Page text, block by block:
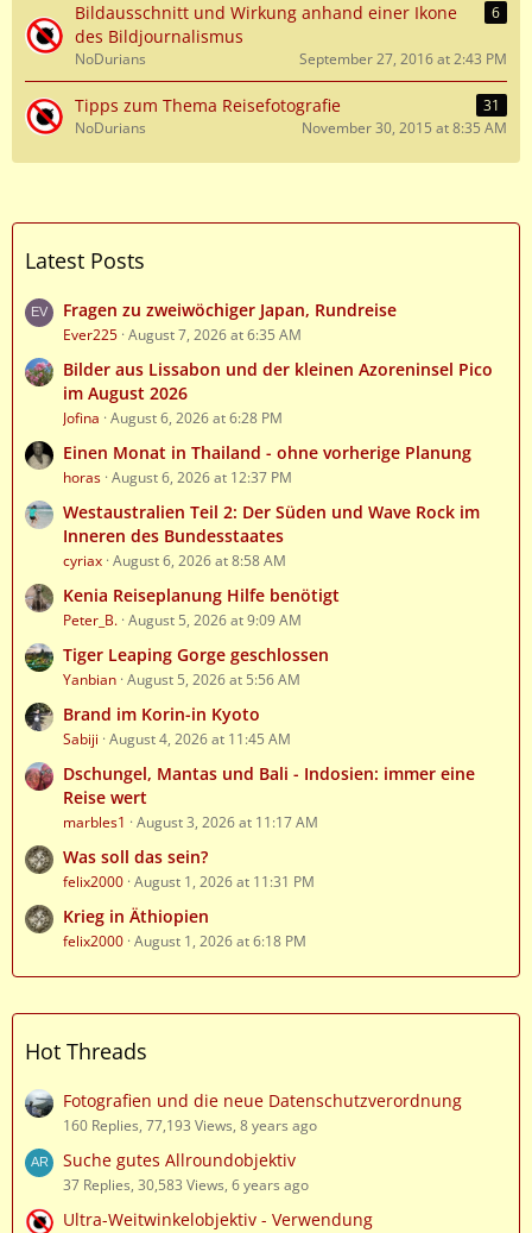
Bildausschnitt und Wirkung anhand einer Ikone
des Bildjournalismus
6
NoDurians September 27, 2016 at 2:43 PM
Tipps zum Thema Reisefotografie
31
NoDurians
November 30, 2015 at 8:35 AM
Latest Posts
Fragen zu zweiwöchiger Japan, Rundreise
Ever225 August 7, 2026 at 6:35 AM
Bilder aus Lissabon und der kleinen Azoreninsel Pico
im August 2026
Jofina August 6, 2026 at 6:28 PM
Einen Monat in Thailand - ohne vorherige Planung
horas August 6, 2026 at 12:37 PM
Westaustralien Teil 2: Der Süden und Wave Rock im
Inneren des Bundesstaates
cyriax August 6, 2026 at 8:58 AM
Kenia Reiseplanung Hilfe benötigt
Peter_B. August 5, 2026 at 9:09 AM
Tiger Leaping Gorge geschlossen
Yanbian August 5, 2026 at 5:56 AM
Brand im Korin-in Kyoto
Sabiji August 4, 2026 at 11:45 AM
Dschungel, Mantas und Bali - Indosien: immer eine
Reise wert
marbles1 August 3, 2026 at 11:17 AM
Was soll das sein?
felix2000 August 1, 2026 at 11:31 PM
Krieg in Äthiopien
felix2000 August 1, 2026 at 6:18 PM
Hot Threads
Fotografien und die neue Datenschutzverordnung
160 Replies, 77,193 Views, 8 years ago
Suche gutes Allroundobjektiv
37 Replies, 30,583 Views, 6 years ago
Ultra-Weitwinkelobjektiv - Verwendung